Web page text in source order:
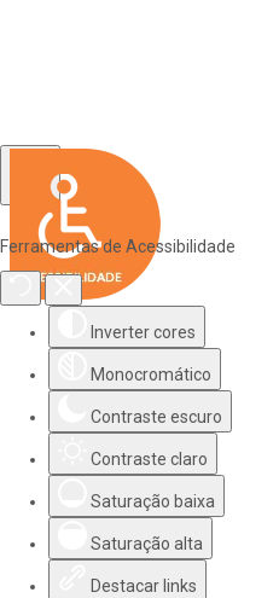
Ferramentas de Acessibilidade
Inverter cores
Monocromático
Contraste escuro
Contraste claro
Saturação baixa
Saturação alta
Destacar links